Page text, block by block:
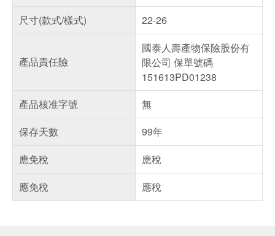
尺寸(款式/樣式) 22-26
產品責任險
國泰人壽產物保險股份有
限公司 保單號碼
151613PD01238
產品核准字號
無
保存天數
99年
應免稅
應稅
應免稅
應稅